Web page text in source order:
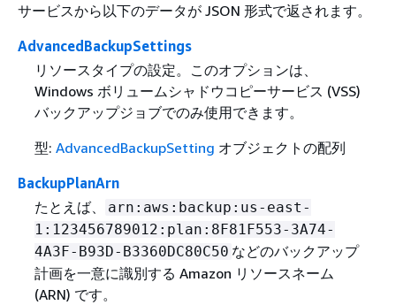
サービスから以下のデータが JSON 形式で返されます。
AdvancedBackupSettings
リソースタイプの設定。このオプションは、
Windows ボリュームシャドウコピーサービス (VSS)
バックアップジョブでのみ使用できます。
型: AdvancedBackupSetting オブジェクトの配列
BackupPlanArn
たとえば、
arn:aws:backup:us-east-
1:123456789012:plan:8F81F553-3A74-
4A3F-B93D-B3360DC80C50 などのバックアップ
計画を一意に識別する Amazon リソースネーム
(ARN) です。